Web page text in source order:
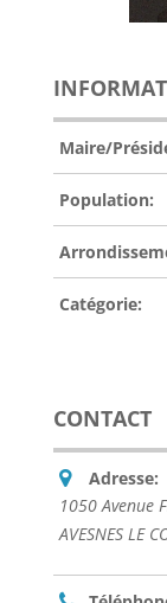
Maire/
Population:
Catégorie:
CONTACT
Adresse:
1050 Avenue
AVESNES LE